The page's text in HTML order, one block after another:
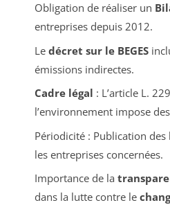
Obligation de réaliser un
entreprises depuis 2012.
Le décret sur le BEGES
émissions indirectes.
Cadre légal : L’article L.
l’environnement impose
Périodicité : Publication
les entreprises concernées.
Importance de la
dans la lutte contre le